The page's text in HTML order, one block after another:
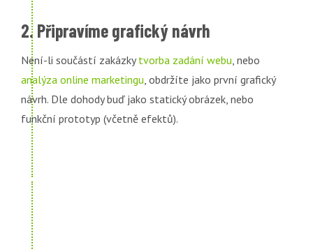
2. Připravíme grafický návrh
Není-li součástí zakázkytvorba zadání webu, nebo
analýza online marketingu, obdržíte jako první grafický
návrh. Dle dohody buď jako statický obrázek, nebo
funkční prototyp (včetně efektů).